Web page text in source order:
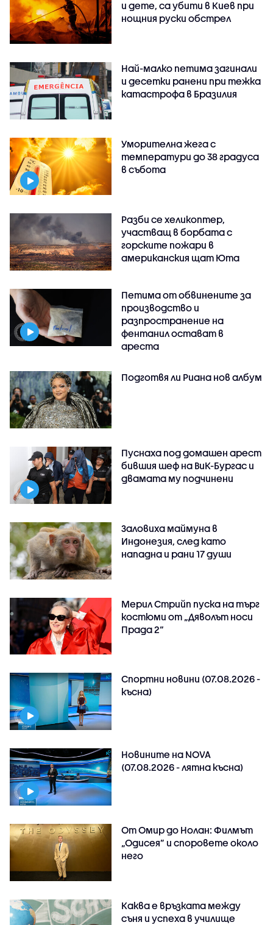
и дете, са убити в Киев при
нощния руски обстрел
Най-малко петима загинали
и десетки ранени при тежка
катастрофа в Бразилия
Уморителна жега с
температури до 38 градуса
в събота
Разби се хеликоптер,
участващ в борбата с
горските пожари в
американския щат Юта
Петима от обвинените за
производство и
разпространение на
фентанил остават в
ареста
Подготвя ли Риана нов албум
Пуснаха под домашен арест
бившия шеф на ВиК-Бургас и
двамата му подчинени
Заловиха маймуна в
Индонезия, след като
нападна и рани 17 души
Мерил Стрийп пуска на търг
костюми от „Дяволът носи
Прада 2“
Спортни новини (07.08.2026 -
късна)
Новините на NOVA
(07.08.2026 - лятна късна)
От Омир до Нолан: Филмът
„Одисея” и споровете около
него
Каква е връзката между
съня и успеха в училище